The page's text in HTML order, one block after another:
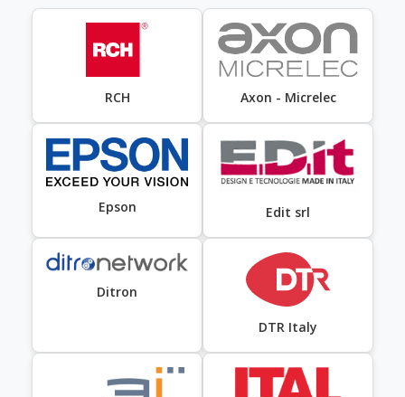
RCH Axon - Micrelec
Epson Edit srl
Ditron
DTR Italy